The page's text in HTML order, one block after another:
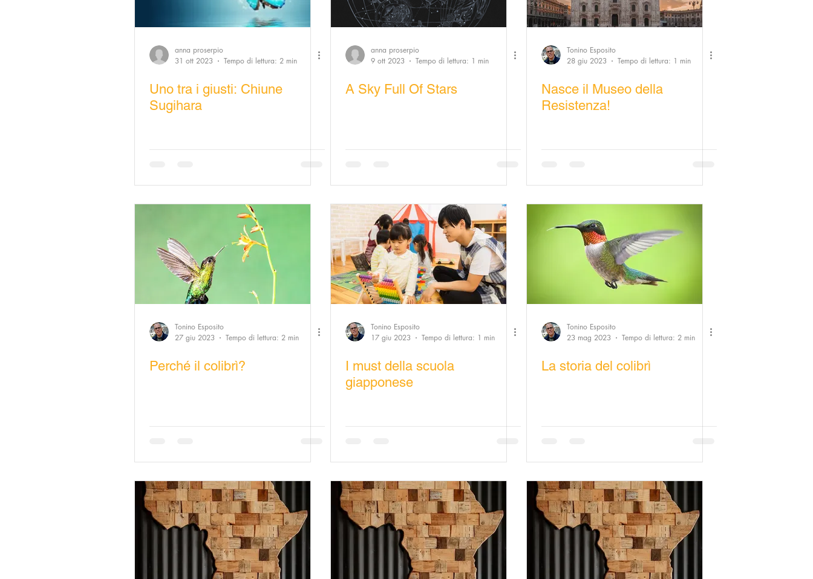
anna proserpio
31 ott 2023
Tempo di lettura: 2 min
Uno tra i giusti: Chiune
Sugihara
anna proserpio
9 ott 2023
Tempo di lettura: 1 min
A Sky Full Of Stars
Tonino Esposito
28 giu 2023
Tempo di lettura: 1 min
Nasce il Museo della
Resistenza!
Tonino Esposito
27 giu 2023
Tempo di lettura: 2 min
Perché il colibrì?
Tonino Esposito
17 giu 2023
Tempo di lettura: 1 min
I must della scuola
giapponese
Tonino Esposito
23 mag 2023
Tempo di lettura: 2 min
La storia del colibrì